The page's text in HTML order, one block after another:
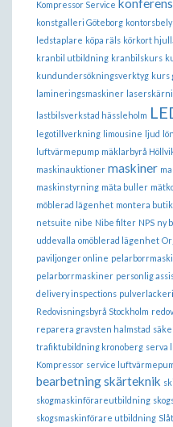
Kompressor Service konferens
konstgalleri Göteborg
ledstaplare köpa räls körkort
kranbil utbildning kranbilskurs
kundundersökningsverktyg kurs
lamineringsmaskiner
lastbilsverkstad hässleholm
legotillverkning limousine ljud
luftvärmepump mäklarbyrå
maskinauktioner maskiner
maskinstyrning mäta buller
möblerad lägenhet montera
netsuite nibe Nibe filter NPS ny
uddevalla omöblerad lägenhet
paviljonger online
pelarborrmaskiner personlig
delivery inspections
Redovisningsbyrå Stockholm
reparera gravsten halmstad
trafiktubildning kronoberg serva
Kompressor service
bearbetningskärteknik
skogmaskinförareutbildning
skogsmaskinförare utbildning